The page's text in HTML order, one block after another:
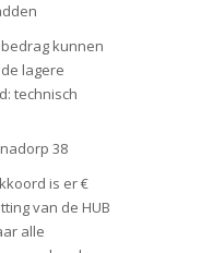
kunnen
lagere
technisch
38
is er €
van de HUB
alle